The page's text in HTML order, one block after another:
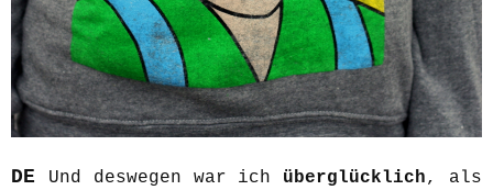
DE Und deswegen war ich überglücklich, als